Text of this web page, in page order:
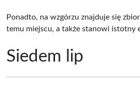
Ponadto, na wzgórzu znajduje się
temu miejscu, a także stanowi istotny
Siedem lip